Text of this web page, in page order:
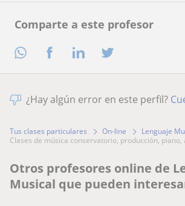
Comparte a este profesor
¿Hay algún error en este perfil?
Tus clases particulares On-line
Lenguaje
clases de música conservatorio, producción, piano,
Otros profesores online de
Musical que pueden